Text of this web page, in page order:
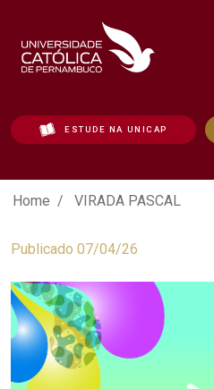
ESTUDE NA UNICAP
VIRADA PASCAL -
Home VIRADA PASCAL
Publicado 07/04/26